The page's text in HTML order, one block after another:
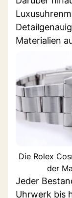
Materialien
Die Rolex
der
Jeder
Uhrwerk bis